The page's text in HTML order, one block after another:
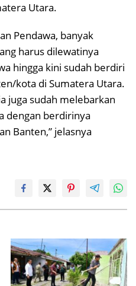
Utara.
Pendawa, banyak
harus dilewatinya
hingga kini sudah berdiri
kota di Sumatera Utara.
juga sudah melebarkan
dengan berdirinya
Banten,” jelasnya